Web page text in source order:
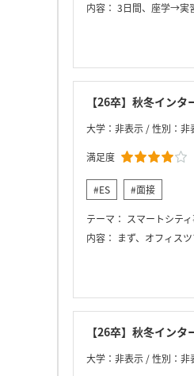
内容： 3日間、座学→実習を
【26卒】秋冬インタ
大学：非表示 / 性別：
満足度
#ES #面接
テーマ： スマートシテ
内容： まず、オフィスツアーのようなものが実施さ
【26卒】秋冬インタ
大学：非表示 / 性別：